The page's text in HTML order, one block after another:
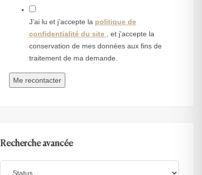
J’ai lu et j’accepte la politique de
confidentialité du site
, et j’accepte la
conservation de mes données aux fins de
traitement de ma demande.
Me recontacter
Recherche avancée